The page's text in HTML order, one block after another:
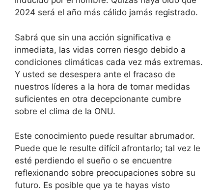
2024 será el año más cálido jamás registrado.
Sabrá que sin una acción significativa e
inmediata, las vidas corren riesgo debido a
condiciones climáticas cada vez más extremas.
Y usted se desespera ante el fracaso de
nuestros líderes a la hora de tomar medidas
suficientes en otra decepcionante cumbre
sobre el clima de la ONU.
Este conocimiento puede resultar abrumador.
Puede que le resulte difícil afrontarlo; tal vez le
esté perdiendo el sueño o se encuentre
reflexionando sobre preocupaciones sobre su
futuro. Es posible que ya te hayas visto